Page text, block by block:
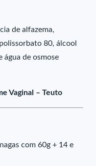
de alfazema,
80, álcool
de osmose
Vaginal – Teuto
com 60g + 14 e